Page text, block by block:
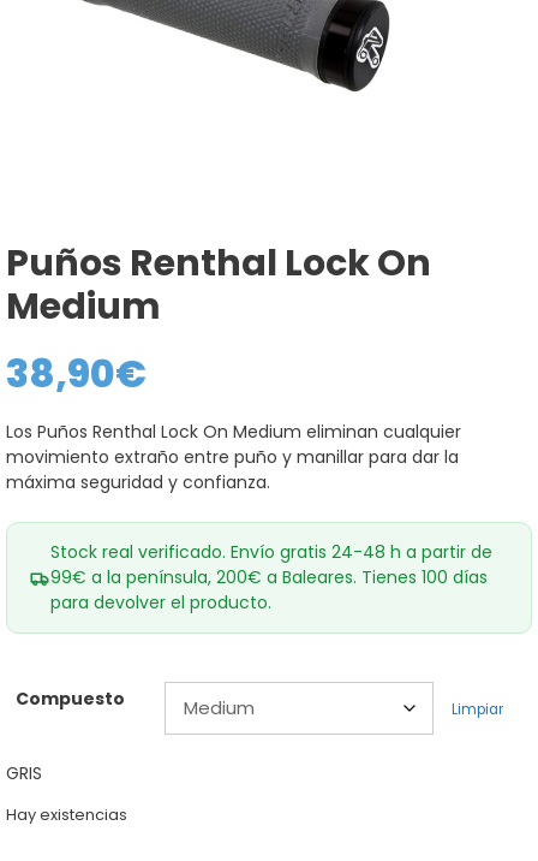
Puños Renthal Lock On
Medium
38,90€
Los Puños Renthal Lock On Medium eliminan cualquier
movimiento extraño entre puño y manillar para dar la
máxima seguridad y confianza.
Stock real verificado. Envío gratis 24-48 h a partir de
99€ a la península, 200€ a Baleares. Tienes 100 días
para devolver el producto.
Compuesto Limpiar
GRIS
Hay existencias